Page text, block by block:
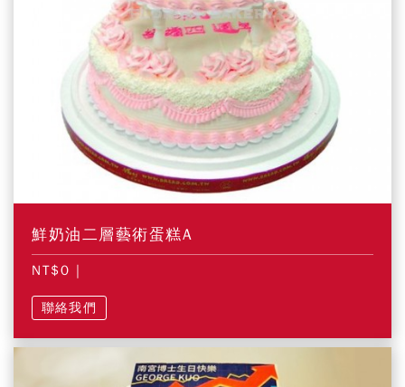
鮮奶油二層藝術蛋糕A
NT$0 |
聯絡我們